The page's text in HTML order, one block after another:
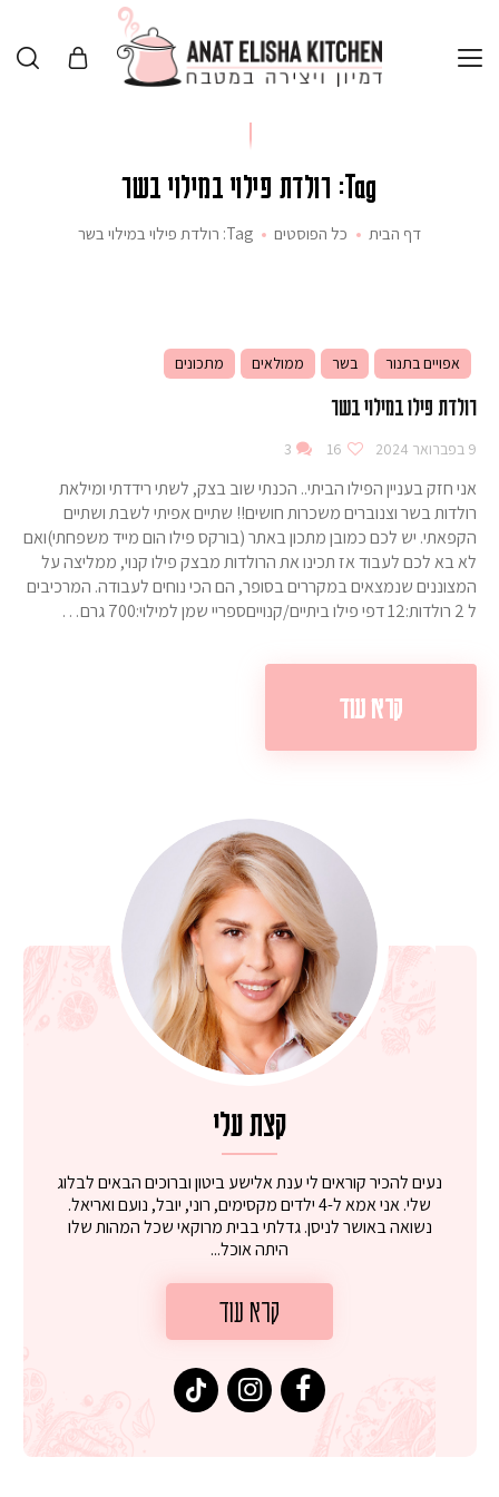
Tag: רולדת פילוי במילוי בשר
דף הבית כל הפוסטים Tag: רולדת פילוי במילוי בשר
אפויים בתנור בשר ממולאים מתכונים
רולדת פילו במילוי בשר
9 בפברואר 2024 16
3
אני חזק בעניין הפילו הביתי.. הכנתי שוב בצק, לשתי רידדתי ומילאת
רולדות בשר וצנוברים משכרות חושים!! שתיים אפיתי לשבת ושתיים
הקפאתי. יש לכם כמובן מתכון באתר (בורקס פילו הום מייד משפחתי)ואם
לא בא לכם לעבוד אז תכינו את הרולדות מבצק פילו קנוי, ממליצה על
המצוננים שנמצאים במקררים בסופר, הם הכי נוחים לעבודה. המרכיבים
ל 2 רולדות:12 דפי פילו ביתיים/קנוייםספריי שמן למילוי:700 גרם…
קרא עוד
קצת עלי
נעים להכיר קוראים לי ענת אלישע ביטון וברוכים הבאים לבלוג
שלי. אני אמא ל-4 ילדים מקסימים, רוני, יובל, נועם ואריאל.
נשואה באושר לניסן. גדלתי בבית מרוקאי שכל המהות שלו
היתה אוכל...
קרא עוד